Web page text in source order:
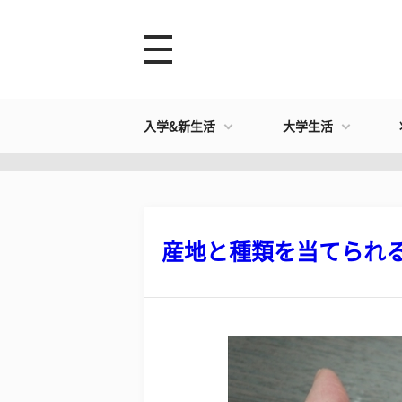
入学&新生活 大学生活
産地と種類を当てられ